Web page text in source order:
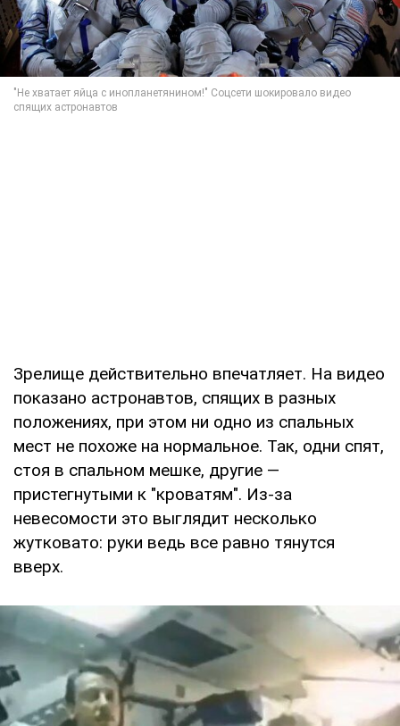
Зрелище действительно впечатляет. На видео
показано астронавтов, спящих в разных
положениях, при этом ни одно из спальных
мест не похоже на нормальное. Так, одни спят,
стоя в спальном мешке, другие —
пристегнутыми к "кроватям". Из-за
невесомости это выглядит несколько
жутковато: руки ведь все равно тянутся
вверх.